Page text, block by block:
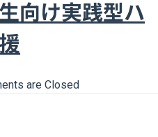
向け実践型ハ
are Closed